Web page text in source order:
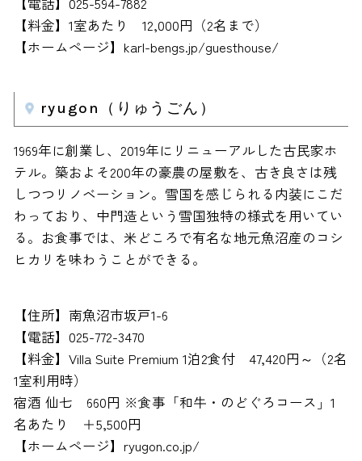
【料金】1室あたり 12,000円（2名まで）
【ホームページ】karl-bengs.jp/guesthouse/
ryugon（りゅうごん）
1969年に創業し、2019年にリニューアルした古民家ホ
テル。築およそ200年の豪農の屋敷を、古き良さは残
しつつリノベーション。雪国を感じられる内装にこだ
わっており、中門造という雪国独特の様式を用いてい
る。お食事では、米どころで有名な地元魚沼産のコシ
ヒカリを味わうことができる。
【住所】南魚沼市坂戸1-6
【電話】025-772-3470
【料金】Villa Suite Premium 1泊2食付 47,420円～（2名
1室利用時）
宿酒 仙七 660円 ※食事「和牛・のどぐろコース」1
名あたり ＋5,500円
【ホームページ】ryugon.co.jp/